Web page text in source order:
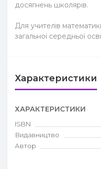
досягнень школярів.
Для учителів
загальної середньої
Характеристики
ХАРАКТЕРИСТИКИ
ISBN
Видавництво
Автор